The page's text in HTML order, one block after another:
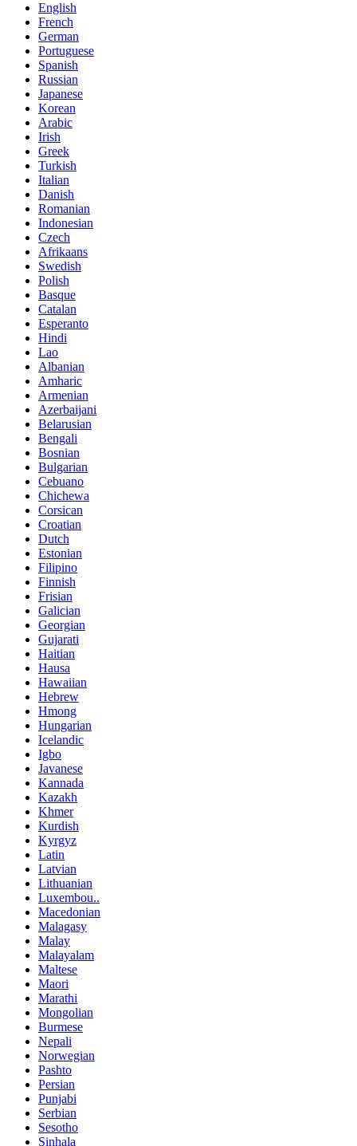
English
French
German
Portuguese
Spanish
Russian
Japanese
Korean
Arabic
Irish
Greek
Turkish
Italian
Danish
Romanian
Indonesian
Czech
Afrikaans
Swedish
Polish
Basque
Catalan
Esperanto
Hindi
Lao
Albanian
Amharic
Armenian
Azerbaijani
Belarusian
Bengali
Bosnian
Bulgarian
Cebuano
Chichewa
Corsican
Croatian
Dutch
Estonian
Filipino
Finnish
Frisian
Galician
Georgian
Gujarati
Haitian
Hausa
Hawaiian
Hebrew
Hmong
Hungarian
Icelandic
Igbo
Javanese
Kannada
Kazakh
Khmer
Kurdish
Kyrgyz
Latin
Latvian
Lithuanian
Luxembou..
Macedonian
Malagasy
Malay
Malayalam
Maltese
Maori
Marathi
Mongolian
Burmese
Nepali
Norwegian
Pashto
Persian
Punjabi
Serbian
Sesotho
Sinhala